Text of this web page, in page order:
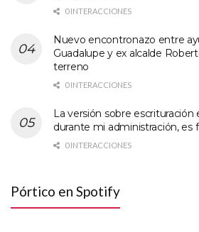
0 INTERACCIONES
Nuevo encontronazo entre
Guadalupe y ex alcalde
terreno
0 INTERACCIONES
La versión sobre escrituración
durante mi administración, es
0 INTERACCIONES
Pórtico en Spotify